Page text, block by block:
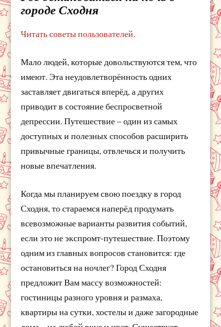
городе Сходня
Читать советы пользователей.
Мало людей, которые довольствуются тем, что
имеют. Эта неудовлетворённость одних
заставляет двигаться вперёд, а других
приводит в состояние беспросветной
депрессии. Путешествие – один из самых
доступных и полезных способов расширить
привычные границы, отвлечься и получить
новые впечатления.
Когда мы планируем свою поездку в город
Сходня, то стараемся наперёд продумать
всевозможные варианты развития событий,
если это не экспромт-путешествие. Поэтому
одним из главных вопросов становится: где
остановиться на ночлег? Город Сходня
предложит Вам массу возможностей:
гостиницы разного уровня и размаха,
квартиры на сутки, хостелы и даже загородные